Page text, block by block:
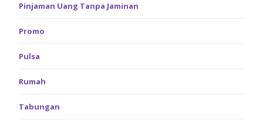
Pinjaman Uang Tanpa Jaminan
Promo
Pulsa
Rumah
Tabungan